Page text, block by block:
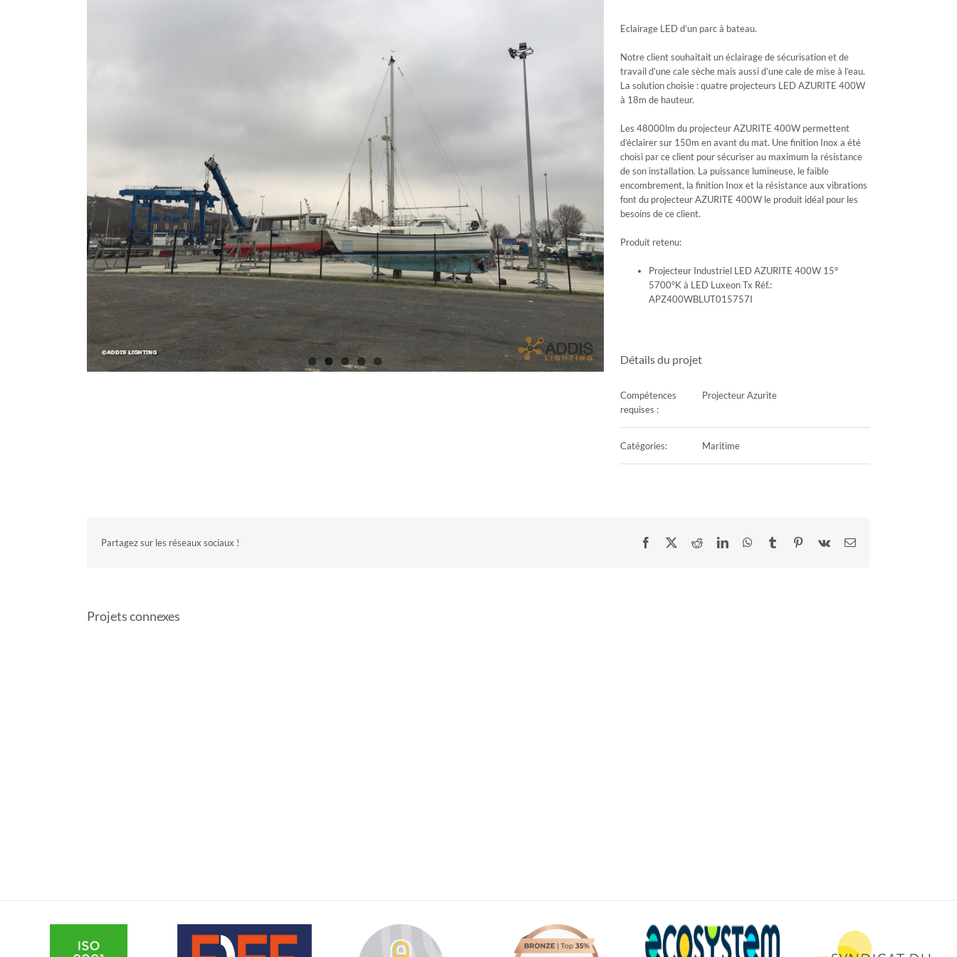
Eclairage LED d’un parc à bateau.
Notre client souhaitait un éclairage de sécurisation et de
travail d’une cale sèche mais aussi d’une cale de mise à l’eau.
La solution choisie : quatre projecteurs LED AZURITE 400W
à 18m de hauteur.
Les 48000lm du projecteur AZURITE 400W permettent
d’éclairer sur 150m en avant du mat. Une finition Inox a été
choisi par ce client pour sécuriser au maximum la résistance
de son installation. La puissance lumineuse, le faible
encombrement, la finition Inox et la résistance aux vibrations
font du projecteur AZURITE 400W le produit idéal pour les
besoins de ce client.
Produit retenu:
Projecteur Industriel LED AZURITE 400W 15°
5700°K à LED Luxeon Tx Réf.:
APZ400WBLUT015757I
Détails du projet
Compétences
requises :
Projecteur Azurite
Catégories: Maritime
Partagez sur les réseaux sociaux ! Facebook RedditLinkedInWhatsApp
Tumblr Pinterest
Vk Email
Projets connexes